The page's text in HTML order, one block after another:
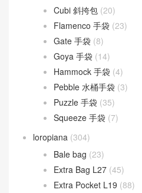
Cubi 斜挎包 (20)
Flamenco 手袋 (23)
Gate 手袋 (8)
Goya 手袋 (14)
Hammock 手袋 (4)
Pebble 水桶手袋 (3)
Puzzle 手袋 (35)
Squeeze 手袋 (7)
loropiana (304)
Bale bag (23)
Extra Bag L27 (45)
Extra Pocket L19 (88)